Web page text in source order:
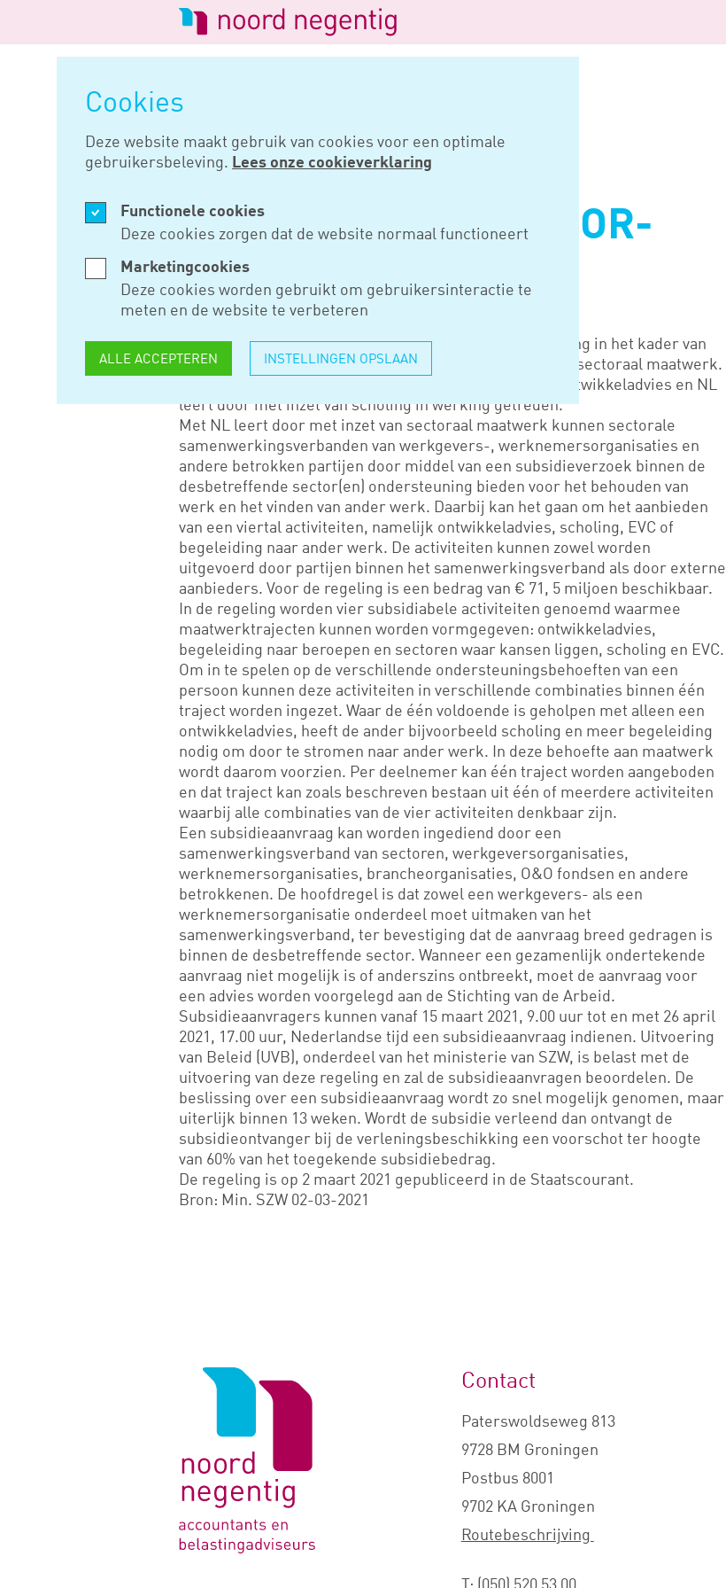
Cookies
Deze website maakt gebruik van cookies voor een optimale
gebruikersbeleving. Lees onze cookieverklaring
Functionele cookies
Deze cookies zorgen dat de website normaal functioneert
Marketingcookies
Deze cookies worden gebruikt om gebruikersinteractie te
meten en de website te verbeteren
ALLE ACCEPTEREN INSTELLINGEN OPSLAAN
Logo
van
Noord
Negentig
MRT 02, 2021
DERDE NL LEERT DOOR-
REGELING
Het ministerie van Sociale Zaken heeft een derde regeling in het kader van
NL leert door gepubliceerd: NL leert door met inzet van sectoraal maatwerk.
In 2020 zijn de regelingen NL leert door met inzet van ontwikkeladvies en NL
leert door met inzet van scholing in werking getreden.
Met NL leert door met inzet van sectoraal maatwerk kunnen sectorale
samenwerkingsverbanden van werkgevers-, werknemersorganisaties en
andere betrokken partijen door middel van een subsidieverzoek binnen de
desbetreffende sector(en) ondersteuning bieden voor het behouden van
werk en het vinden van ander werk. Daarbij kan het gaan om het aanbieden
van een viertal activiteiten, namelijk ontwikkeladvies, scholing, EVC of
begeleiding naar ander werk. De activiteiten kunnen zowel worden
uitgevoerd door partijen binnen het samenwerkingsverband als door externe
aanbieders. Voor de regeling is een bedrag van € 71, 5 miljoen beschikbaar.
In de regeling worden vier subsidiabele activiteiten genoemd waarmee
maatwerktrajecten kunnen worden vormgegeven: ontwikkeladvies,
begeleiding naar beroepen en sectoren waar kansen liggen, scholing en EVC.
Om in te spelen op de verschillende ondersteuningsbehoeften van een
persoon kunnen deze activiteiten in verschillende combinaties binnen één
traject worden ingezet. Waar de één voldoende is geholpen met alleen een
ontwikkeladvies, heeft de ander bijvoorbeeld scholing en meer begeleiding
nodig om door te stromen naar ander werk. In deze behoefte aan maatwerk
wordt daarom voorzien. Per deelnemer kan één traject worden aangeboden
en dat traject kan zoals beschreven bestaan uit één of meerdere activiteiten
waarbij alle combinaties van de vier activiteiten denkbaar zijn.
Een subsidieaanvraag kan worden ingediend door een
samenwerkingsverband van sectoren, werkgeversorganisaties,
werknemersorganisaties, brancheorganisaties, O&O fondsen en andere
betrokkenen. De hoofdregel is dat zowel een werkgevers- als een
werknemersorganisatie onderdeel moet uitmaken van het
samenwerkingsverband, ter bevestiging dat de aanvraag breed gedragen is
binnen de desbetreffende sector. Wanneer een gezamenlijk ondertekende
aanvraag niet mogelijk is of anderszins ontbreekt, moet de aanvraag voor
een advies worden voorgelegd aan de Stichting van de Arbeid.
Subsidieaanvragers kunnen vanaf 15 maart 2021, 9.00 uur tot en met 26 april
2021, 17.00 uur, Nederlandse tijd een subsidieaanvraag indienen. Uitvoering
van Beleid (UVB), onderdeel van het ministerie van SZW, is belast met de
uitvoering van deze regeling en zal de subsidieaanvragen beoordelen. De
beslissing over een subsidieaanvraag wordt zo snel mogelijk genomen, maar
uiterlijk binnen 13 weken. Wordt de subsidie verleend dan ontvangt de
subsidieontvanger bij de verleningsbeschikking een voorschot ter hoogte
van 60% van het toegekende subsidiebedrag.
De regeling is op 2 maart 2021 gepubliceerd in de Staatscourant.
Bron: Min. SZW 02-03-2021
Logo
Contact
Paterswoldseweg 813
9728 BM Groningen
Postbus 8001
9702 KA Groningen
Routebeschrijving
T: (050) 520 53 00